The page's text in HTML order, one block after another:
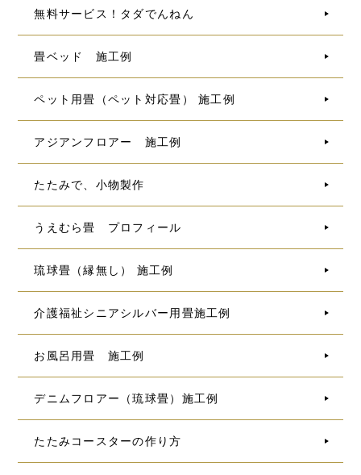
無料サービス！タダでんねん
畳ベッド 施工例
ペット用畳（ペット対応畳） 施工例
アジアンフロアー 施工例
たたみで、小物製作
うえむら畳 プロフィール
琉球畳（縁無し） 施工例
介護福祉シニアシルバー用畳施工例
お風呂用畳 施工例
デニムフロアー（琉球畳）施工例
たたみコースターの作り方